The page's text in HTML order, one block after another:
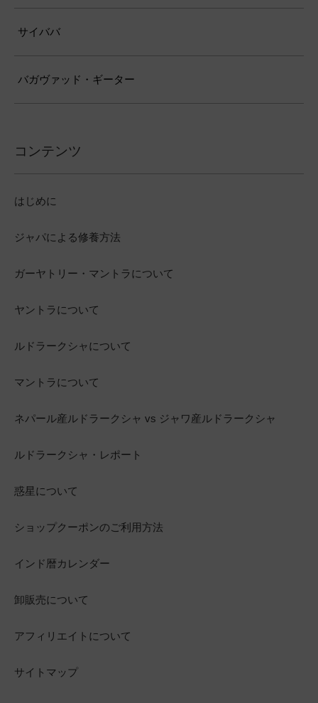
サイババ
バガヴァッド・ギーター
コンテンツ
はじめに
ジャパによる修養方法
ガーヤトリー・マントラについて
ヤントラについて
ルドラークシャについて
マントラについて
ネパール産ルドラークシャ vs ジャワ産ルドラークシャ
ルドラークシャ・レポート
惑星について
ショップクーポンのご利用方法
インド暦カレンダー
卸販売について
アフィリエイトについて
サイトマップ